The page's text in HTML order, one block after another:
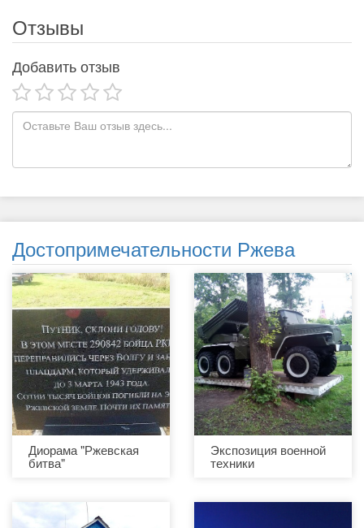
Отзывы
Добавить отзыв
Достопримечательности Ржева
Диорама "Ржевская
битва"
Экспозиция военной
техники